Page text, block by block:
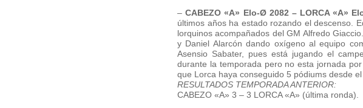
–CABEZO «A» Elo-Ø 2082 – LORCA «A»
últimos años ha estado rozando el descenso.
lorquinos acompañados del GM Alfredo
y Daniel Alarcón dando oxígeno al equipo
Asensio Sabater, pues está jugando el
durante la temporada pero no esta jornada
que Lorca haya conseguido 5 pódiums desde el
RESULTADOS TEMPORADA ANTERIOR:
CABEZO «A» 3 – 3 LORCA «A» (última ronda).